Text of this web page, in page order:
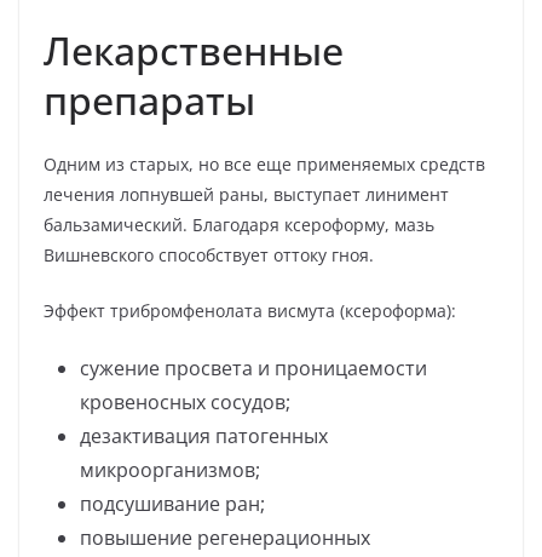
Лекарственные
препараты
Одним из старых, но все еще применяемых средств
лечения лопнувшей раны, выступает линимент
бальзамический. Благодаря ксероформу, мазь
Вишневского способствует оттоку гноя.
Эффект трибромфенолата висмута (ксероформа):
сужение просвета и проницаемости
кровеносных сосудов;
дезактивация патогенных
микроорганизмов;
подсушивание ран;
повышение регенерационных